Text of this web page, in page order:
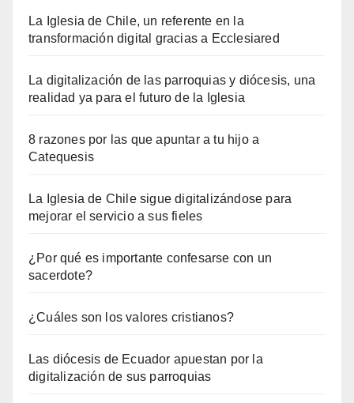
La Iglesia de Chile, un referente en la
transformación digital gracias a Ecclesiared
La digitalización de las parroquias y diócesis, una
realidad ya para el futuro de la Iglesia
8 razones por las que apuntar a tu hijo a
Catequesis
La Iglesia de Chile sigue digitalizándose para
mejorar el servicio a sus fieles
¿Por qué es importante confesarse con un
sacerdote?
¿Cuáles son los valores cristianos?
Las diócesis de Ecuador apuestan por la
digitalización de sus parroquias